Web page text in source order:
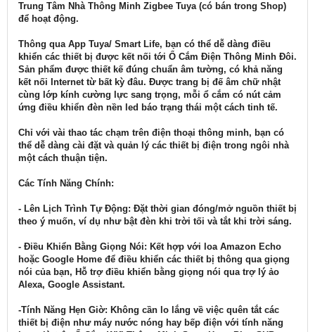
Trung Tâm Nhà Thông Minh Zigbee Tuya (có bán trong Shop)
để hoạt động.
Thông qua App Tuya/ Smart Life, bạn có thể dễ dàng điều
khiển các thiết bị được kết nối tới Ổ Cắm Điện Thông Minh Đôi.
Sản phẩm được thiết kế đúng chuẩn âm tường, có khả năng
kết nối Internet từ bất kỳ đâu. Được trang bị đế âm chữ nhật
cùng lớp kính cường lực sang trọng, mỗi ổ cắm có nút cảm
ứng điều khiển đèn nền led báo trạng thái một cách tinh tế.
Chỉ với vài thao tác chạm trên điện thoại thông minh, bạn có
thể dễ dàng cài đặt và quản lý các thiết bị điện trong ngôi nhà
một cách thuận tiện.
Các Tính Năng Chính:
- Lên Lịch Trình Tự Động: Đặt thời gian đóng/mở nguồn thiết bị
theo ý muốn, ví dụ như bật đèn khi trời tối và tắt khi trời sáng.
- Điều Khiển Bằng Giọng Nói: Kết hợp với loa Amazon Echo
hoặc Google Home để điều khiển các thiết bị thông qua giọng
nói của bạn, Hỗ trợ điều khiển bằng giọng nói qua trợ lý ảo
Alexa, Google Assistant.
-Tính Năng Hẹn Giờ: Không cần lo lắng về việc quên tắt các
thiết bị điện như máy nước nóng hay bếp điện với tính năng